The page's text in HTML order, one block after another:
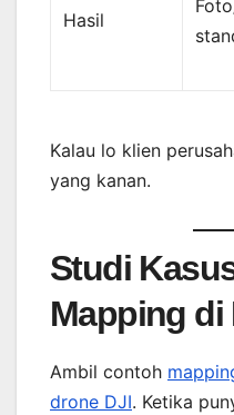
Hasil
Kalau lo klien
yang kanan.
Studi
Mapping di
Ambil contoh
drone DJI. Ketika